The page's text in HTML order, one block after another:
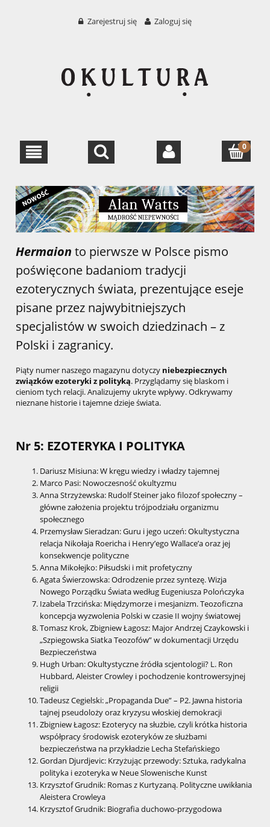
Zarejestruj się Zaloguj się
Hermaion to pierwsze w Polsce pismo
poświęcone badaniom tradycji
ezoterycznych świata, prezentujące eseje
pisane przez najwybitniejszych
specjalistów w swoich dziedzinach – z
Polski i zagranicy.
Piąty numer naszego magazynu dotyczy niebezpiecznych
związków ezoteryki z polityką. Przyglądamy się blaskom i
cieniom tych relacji. Analizujemy ukryte wpływy. Odkrywamy
nieznane historie i tajemne dzieje świata.
Nr 5: EZOTERYKA I POLITYKA
Dariusz Misiuna: W kręgu wiedzy i władzy tajemnej
Marco Pasi: Nowoczesność okultyzmu
Anna Strzyżewska: Rudolf Steiner jako filozof społeczny –
główne założenia projektu trójpodziału organizmu
społecznego
Przemysław Sieradzan: Guru i jego uczeń: Okultystyczna
relacja Nikołaja Roericha i Henry’ego Wallace’a oraz jej
konsekwencje polityczne
Anna Mikołejko: Piłsudski i mit profetyczny
Agata Świerzowska: Odrodzenie przez syntezę. Wizja
Nowego Porządku Świata według Eugeniusza Polończyka
Izabela Trzcińska: Międzymorze i mesjanizm. Teozoficzna
koncepcja wyzwolenia Polski w czasie II wojny światowej
Tomasz Krok, Zbigniew Łagosz: Major Andrzej Czaykowski i
„Szpiegowska Siatka Teozofów” w dokumentacji Urzędu
Bezpieczeństwa
Hugh Urban: Okultystyczne źródła scjentologii? L. Ron
Hubbard, Aleister Crowley i pochodzenie kontrowersyjnej
religii
Tadeusz Cegielski: „Propaganda Due” – P2. Jawna historia
tajnej pseudoloży oraz kryzysu włoskiej demokracji
Zbigniew Łagosz: Ezoterycy na służbie, czyli krótka historia
współpracy środowisk ezoteryków ze służbami
bezpieczeństwa na przykładzie Lecha Stefańskiego
Gordan Djurdjevic: Krzyżując przewody: Sztuka, radykalna
polityka i ezoteryka w Neue Slowenische Kunst
Krzysztof Grudnik: Romas z Kurtyzaną. Polityczne uwikłania
Aleistera Crowleya
Krzysztof Grudnik: Biografia duchowo-przygodowa